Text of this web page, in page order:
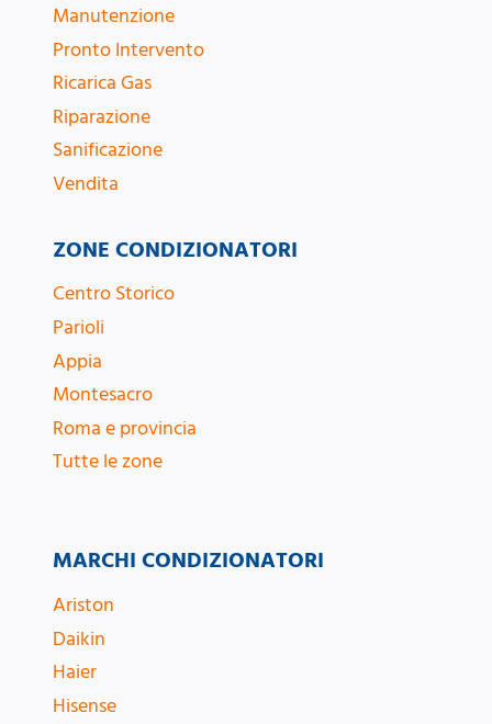
ZONE CONDIZIONATORI
Centro Storico
Parioli
Appia
Montesacro
Roma e provincia
Tutte le zone
Manutenzione
Pronto Intervento
Ricarica Gas
Riparazione
Sanificazione
Vendita
MARCHI CONDIZIONATORI
Ariston
Daikin
Haier
Hisense